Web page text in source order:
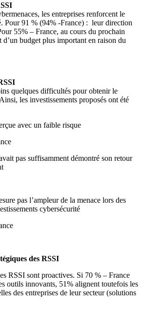
les entreprises renforcent le
Pour 91 % (94% -France) : leur direction
55% – France, au cours du prochain
d’un budget plus important en raison du
quelques difficultés pour obtenir le
les investissements proposés ont été
avec un faible risque
pas suffisamment démontré son retour
pas l’ampleur de la menace lors des
cybersécurité
des RSSI
RSSI sont proactives. Si 70 % – France
outils innovants, 51% alignent toutefois les
des entreprises de leur secteur (solutions